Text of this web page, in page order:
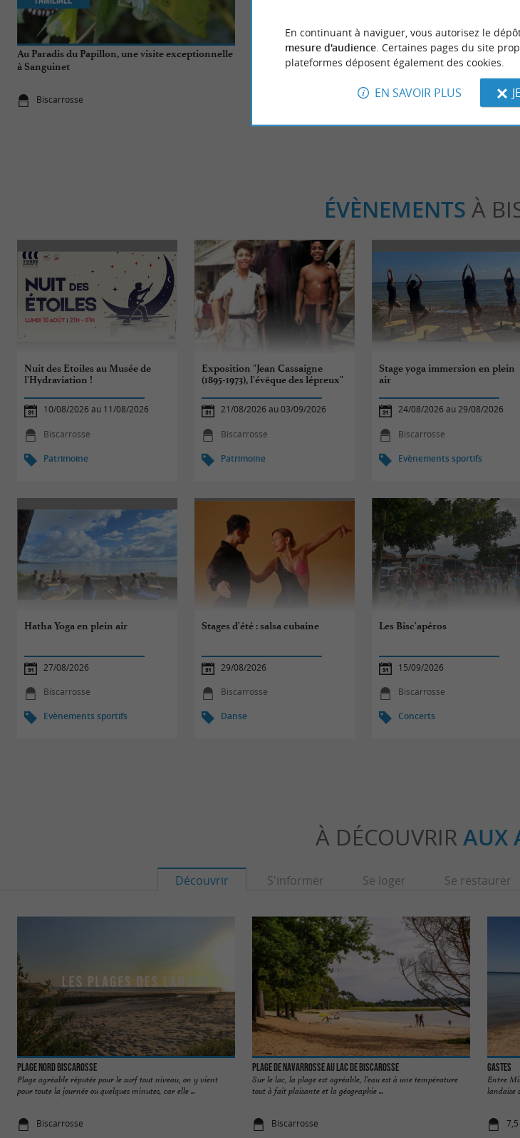
Au Paradis du Papillon, une visite exceptionnelle
à Sanguinet
Biscarrosse
Top 10 des choses incontournables à faire à
Biscarrosse
La
ÉVÈNEMENTS À
Nuit des Etoiles au Musée de
l'Hydraviation !
10/08/2026 au 11/08/2026
Biscarrosse
Patrimoine
Exposition "Jean Cassaigne
(1895-1973), l'évêque des lépreux"
21/08/2026 au 03/09/2026
Biscarrosse
Patrimoine
Stage yoga immersion en plein
air
24/08/2026 au 29/08/2026
Biscarrosse
Evènements sportifs
Hatha Yoga en plein air
27/08/2026
Biscarrosse
Evènements sportifs
Stages d'été : salsa cubaine
29/08/2026
Biscarrosse
Danse
Les Bisc'apéros
15/09/2026
Biscarrosse
Concerts
À DÉCOUVRIR AUX
Découvrir S'informer Se loger Se restaurer
Plage Nord Biscarosse
Plage agréable réputée pour le surf tout niveau, on y vient
pour toute la journée ou quelques minutes, car elle ...
Biscarrosse
Plage de Navarrosse au Lac de Biscarosse
Sur le lac, la plage est agréable, l’eau est à une température
tout à fait plaisante et la géographie ...
Biscarrosse
Gastes
Entre
landaise
En continuant à naviguer, vous autorisez le
mesure d'audience. Certaines pages du site
plateformes déposent également des cookies.
EN SAVOIR PLUS